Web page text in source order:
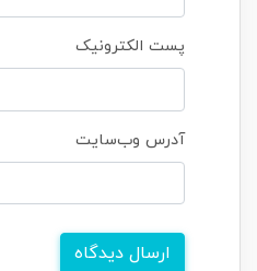
پست الکترونیک
آدرس وب‌سایت
ارسال دیدگاه